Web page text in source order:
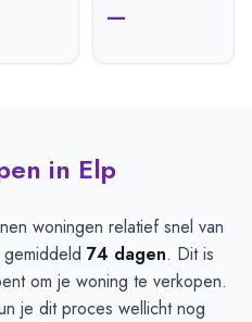
—
in Elp
woningen relatief snel van
74 dagen. Dit is
om je woning te verkopen.
je dit proces wellicht nog